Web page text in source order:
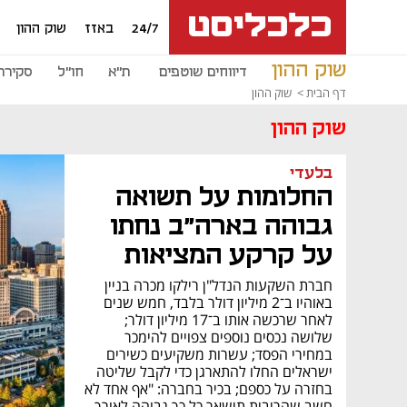
24/7 באזז שוק ההון
שוק ההון דיווחים שוטפים ת"א חו"ל
דף הבית שוק ההון
שוק ההון
בלעדי
החלומות על תשואה
גבוהה בארה"ב נחתו
על קרקע המציאות
חברת השקעות הנדל"ן רילקו מכרה בניין
באוהיו ב־2 מיליון דולר בלבד, חמש שנים
לאחר שרכשה אותו ב־17 מיליון דולר;
שלושה נכסים נוספים צפויים להימכר
במחירי הפסד; עשרות משקיעים כשירים
ישראלים החלו להתארגן כדי לקבל שליטה
בחזרה על כספם; בכיר בחברה: "אף אחד לא